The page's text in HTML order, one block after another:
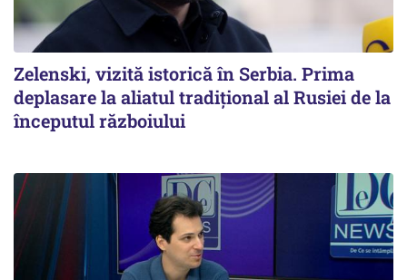
Zelenski, vizită istorică în Serbia. Prima
deplasare la aliatul tradițional al Rusiei de la
începutul războiului